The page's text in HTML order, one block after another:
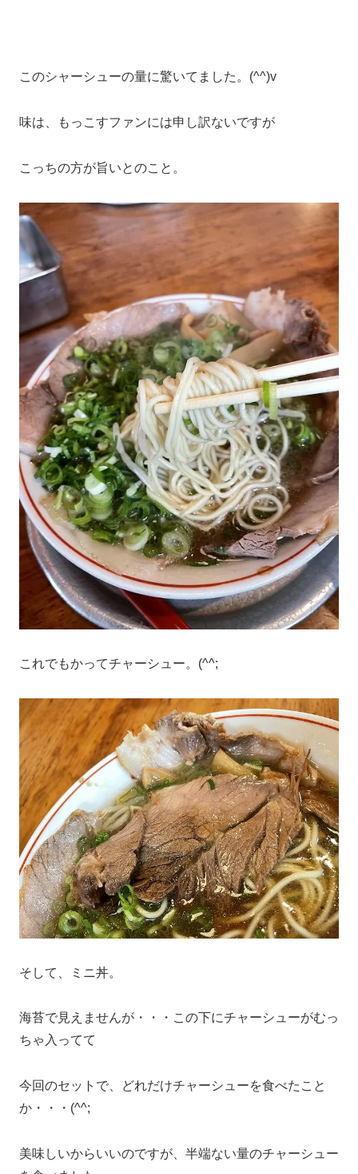
このシャーシューの量に驚いてました。(^^)v
味は、もっこすファンには申し訳ないですが
こっちの方が旨いとのこと。
これでもかってチャーシュー。(^^;
そして、ミニ丼。
海苔で見えませんが・・・この下にチャーシューがむっ
ちゃ入ってて
今回のセットで、どれだけチャーシューを食べたこと
か・・・(^^;
美味しいからいいのですが、半端ない量のチャーシュー